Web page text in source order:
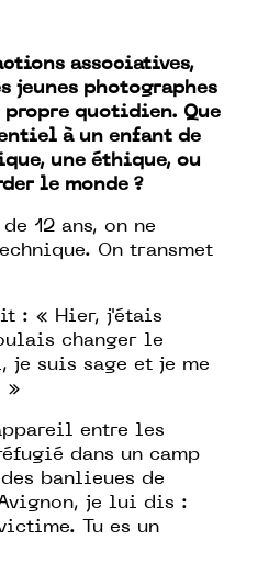
associatives,
jeunes photographes
quotidien. Que
à un enfant de
une éthique, ou
le monde ?
12 ans, on ne
On transmet
: « Hier, j'étais
changer le
je suis sage et je me
»
entre les
dans un camp
banlieues de
je lui dis :
Tu es un